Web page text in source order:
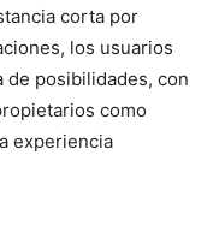
corta por
los usuarios
de posibilidades, con
como
experiencia